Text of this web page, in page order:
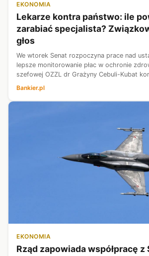
EKONOMIA
Lekarze kontra państwo: ile
zarabiać specjalista?
głos
We wtorek Senat rozpoczyna prace nad
lepsze monitorowanie płac w ochronie
szefowej OZZL dr Grażyny Cebuli-Kubat
dotyczą wąskiej grupy lekarzy o unikalnych
Procedowane przepisy zmie...
Bankier.pl
EKONOMIA
Rząd zapowiada współpracę z